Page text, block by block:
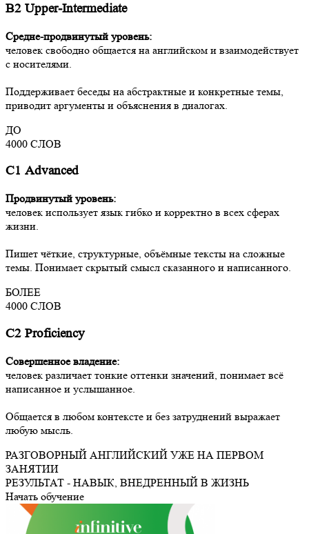
В2 Upper-Intermediate
Средне-продвинутый уровень:
человек свободно общается на английском и взаимодействует
с носителями.
Поддерживает беседы на абстрактные и конкретные темы,
приводит аргументы и объяснения в диалогах.
ДО
4000 СЛОВ
С1 Advanced
Продвинутый уровень:
человек использует язык гибко и корректно в всех сферах
жизни.
Пишет чёткие, структурные, объёмные тексты на сложные
темы. Понимает скрытый смысл сказанного и написанного.
БОЛЕЕ
4000 СЛОВ
С2 Proficiency
Совершенное владение:
человек различает тонкие оттенки значений, понимает всё
написанное и услышанное.
Общается в любом контексте и без затруднений выражает
любую мысль.
РАЗГОВОРНЫЙ АНГЛИЙСКИЙ УЖЕ НА ПЕРВОМ
ЗАНЯТИИ
РЕЗУЛЬТАТ - НАВЫК, ВНЕДРЕННЫЙ В ЖИЗНЬ
Начать обучение